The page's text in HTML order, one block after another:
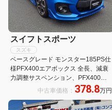
スイフトスポーツ
スズキ
ベースグレード モンスター185PS仕
様PFX400エアボックス 全長、減衰
力調整サスペンション、PFX400エ
アボックス、エンジンECU書き換え
中古車価格： 378.8万円